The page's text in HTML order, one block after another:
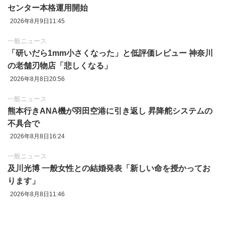
センター本格運用開始
2026年8月9日11:45
一般ニュース
「研いだら1mm小さくなった」と低評価レビュー 神奈川
の老舗刃物店「悲しくなる」
2026年8月8日20:56
一般ニュース
熊本行きANA機が羽田空港に引き返し 昇降舵システムの
不具合で
2026年8月8日16:24
一般ニュース
及川光博 一般女性との結婚発表「新しい命を授かってお
ります」
2026年8月8日11:46